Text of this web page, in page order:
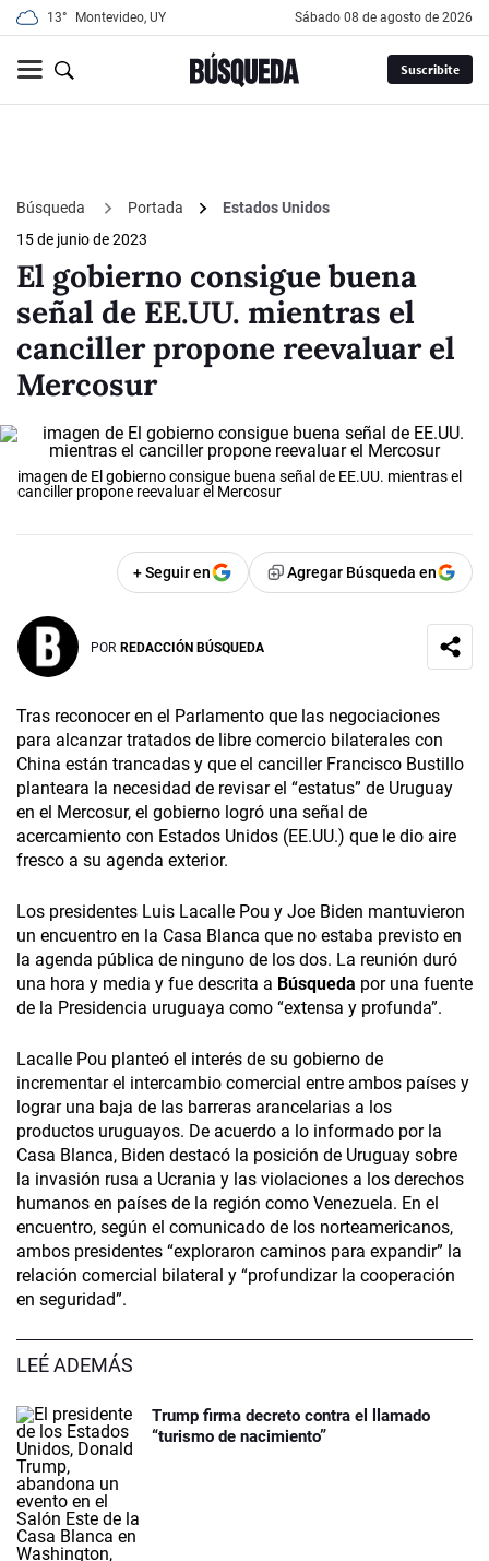
13° Montevideo, UY sábado 08 de agosto de 2026
Suscribite
Búsqueda Portada
Estados Unidos
15 de junio de 2023
El gobierno consigue buena
señal de EE.UU. mientras el
canciller propone reevaluar el
Mercosur
imagen de El gobierno consigue buena señal de EE.UU. mientras el
canciller propone reevaluar el Mercosur
+ Seguir en Agregar Búsqueda en
POR REDACCIÓN BÚSQUEDA
Tras reconocer en el Parlamento que las negociaciones
para alcanzar tratados de libre comercio bilaterales con
China están trancadas y que el canciller Francisco Bustillo
planteara la necesidad de revisar el “estatus” de Uruguay
en el Mercosur, el gobierno logró una señal de
acercamiento con Estados Unidos (EE.UU.) que le dio aire
fresco a su agenda exterior.
Los presidentes Luis Lacalle Pou y Joe Biden mantuvieron
un encuentro en la Casa Blanca que no estaba previsto en
la agenda pública de ninguno de los dos. La reunión duró
una hora y media y fue descrita a Búsqueda por una fuente
de la Presidencia uruguaya como “extensa y profunda”.
Lacalle Pou planteó el interés de su gobierno de
incrementar el intercambio comercial entre ambos países y
lograr una baja de las barreras arancelarias a los
productos uruguayos. De acuerdo a lo informado por la
Casa Blanca, Biden destacó la posición de Uruguay sobre
la invasión rusa a Ucrania y las violaciones a los derechos
humanos en países de la región como Venezuela. En el
encuentro, según el comunicado de los norteamericanos,
ambos presidentes “exploraron caminos para expandir” la
relación comercial bilateral y “profundizar la cooperación
en seguridad”.
LEÉ ADEMÁS
Trump firma decreto contra el llamado
“turismo de nacimiento”